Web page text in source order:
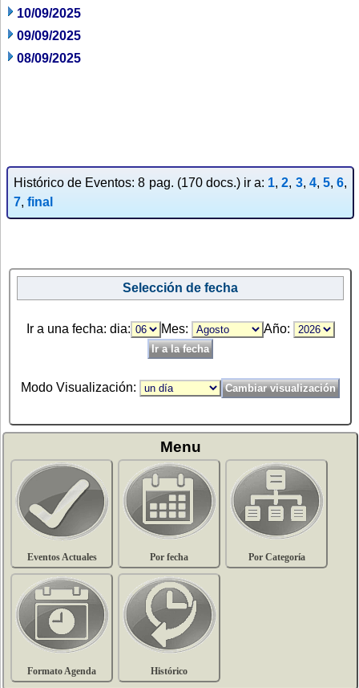
10/09/2025
09/09/2025
08/09/2025
Histórico de Eventos: 8 pag. (170 docs.) ir a: 1,2, 3, 4, 5,6,
7, final
Selección de fecha
Ir a una fecha: dia: Mes: Año:
Modo Visualización:
Menu
Eventos Actuales Por fecha Por Categoría
Formato Agenda Histórico